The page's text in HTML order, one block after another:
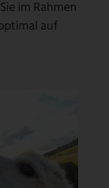
im Rahmen
auf